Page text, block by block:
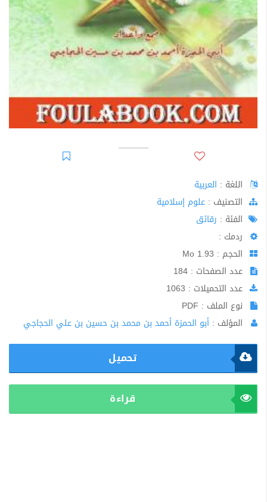
اللغة : العربية
اﻟﺘﺼﻨﻴﻒ : علوم إسلامية
الفئة : رقائق
ردمك :
الحجم : 1.93 Mo
عدد الصفحات : 184
عدد التحميلات : 1063
نوع الملف : PDF
المؤلف : أبو الحمزة أحمد بن محمد بن حسين بن علي الحجاجي
تحميل
قراءة